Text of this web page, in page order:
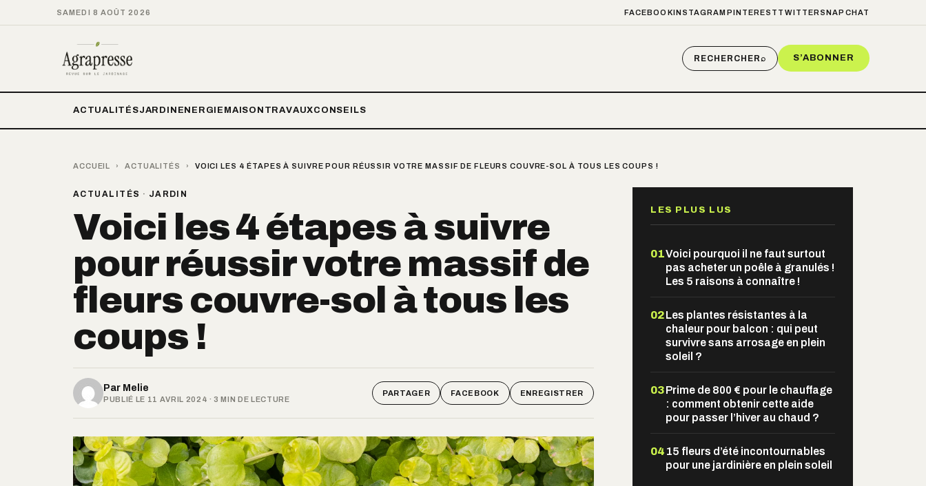
SAMEDI 8 AOÛT 2026 FACEBOOKINSTAGRAM PINTEREST TWITTER SNAPCHAT
RECHERCHER⌕ S’ABONNER
ACTUALITÉSJARDIN ENERGIE MAISON TRAVAUXCONSEILS
ACCUEIL › ACTUALITÉS › VOICI LES 4 ÉTAPES À SUIVRE POUR RÉUSSIR VOTRE MASSIF DE FLEURS COUVRE-SOL À TOUS LES COUPS !
ACTUALITÉS · JARDIN
Voici les 4 étapes à suivre
pour réussir votre massif de
fleurs couvre-sol à tous les
coups !
Par Melie
PUBLIÉ LE 11 AVRIL 2024 · 3 MIN DE LECTURE
PARTAGER FACEBOOK ENREGISTRER
LES PLUS LUS
01Voici pourquoi il ne faut surtout
pas acheter un poêle à granulés !
Les 5 raisons à connaître !
02Les plantes résistantes à la
chaleur pour balcon : qui peut
survivre sans arrosage en plein
soleil ?
03Prime de 800 € pour le chauffage
: comment obtenir cette aide
pour passer l’hiver au chaud ?
04 15 fleurs d’été incontournables
pour une jardinière en plein soleil